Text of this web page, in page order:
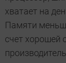
хватает на
Памяти
счет хорошей